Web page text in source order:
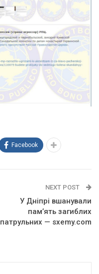
Facebook
NEXT POST
У Дніпрі вшанували
пам’ять загиблих
патрульних — sxemy.com